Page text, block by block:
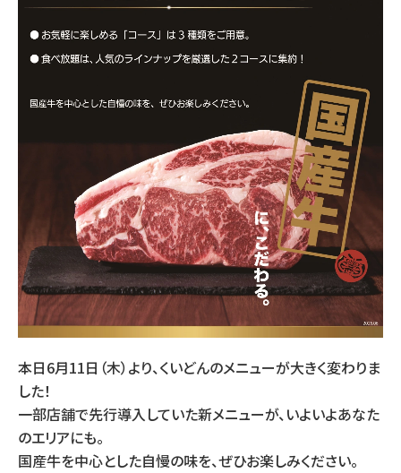
本日6月11日（木）より、くいどんのメニューが大きく変わりま
した！
一部店舗で先行導入していた新メニューが、いよいよあなた
のエリアにも。
国産牛を中心とした自慢の味を、ぜひお楽しみください。